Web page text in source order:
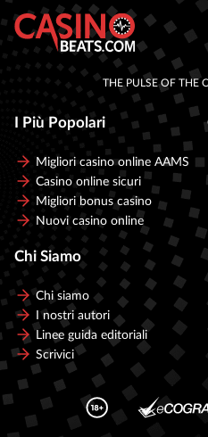
THE PULSE OF THE
I Più Popolari
Migliori casino online AAMS
Casino online sicuri
Migliori bonus casino
Nuovi casino online
Chi Siamo
Chi siamo
I nostri autori
Linee guida editoriali
Scrivici